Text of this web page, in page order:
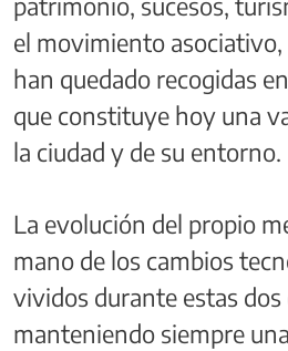
el movimiento
han quedado recogidas
que constituye hoy una
la ciudad y de su entorno.
La evolución del propio
mano de los cambios
vividos durante estas dos
manteniendo siempre